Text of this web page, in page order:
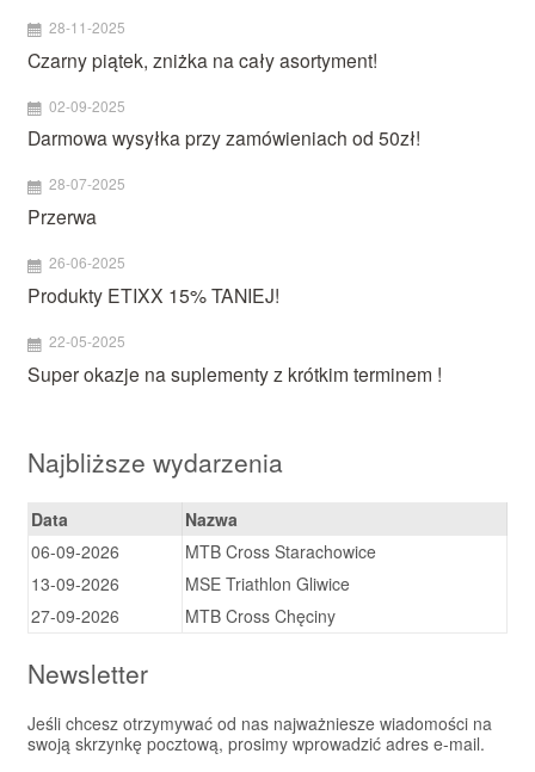
28-11-2025
Czarny piątek, zniżka na cały asortyment!
02-09-2025
Darmowa wysyłka przy zamówieniach od 50zł!
28-07-2025
Przerwa
26-06-2025
Produkty ETIXX 15% TANIEJ!
22-05-2025
Super okazje na suplementy z krótkim terminem !
Najbliższe wydarzenia
Data
Nazwa
06-09-2026
MTB Cross Starachowice
13-09-2026
MSE Triathlon Gliwice
27-09-2026
MTB Cross Chęciny
Newsletter
Jeśli chcesz otrzymywać od nas najważniesze wiadomości na
swoją skrzynkę pocztową, prosimy wprowadzić adres e-mail.